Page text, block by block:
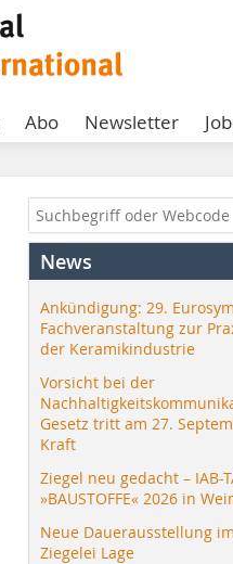
Abo Newsletter
News
Ankündigung: 29.
Fachveranstaltung zur
der Keramikindustrie
Vorsicht bei der
Gesetz tritt am 27.
Kraft
Ziegel neu gedacht – IAB-
»BAUSTOFFE« 2026 in
Neue Dauerausstellung
Ziegelei Lage